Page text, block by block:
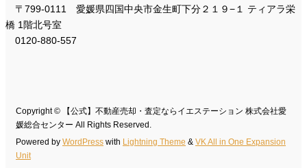
〒799-0111 愛媛県四国中央市金生町下分２１９−１ ティアラ栄
橋 1階北号室
0120-880-557
Copyright © 【公式】不動産売却・査定ならイエステーション 株式会社愛
媛総合センター All Rights Reserved.
Powered by WordPress with Lightning Theme & VK All in One Expansion
Unit